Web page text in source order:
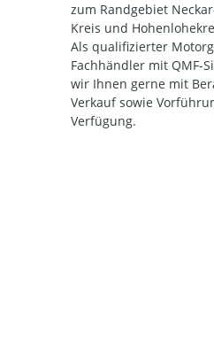
zum Randgebiet
Kreis und
Als qualifizierter
Fachhändler mit QMF-
wir Ihnen gerne mit
Verkauf sowie
Verfügung.